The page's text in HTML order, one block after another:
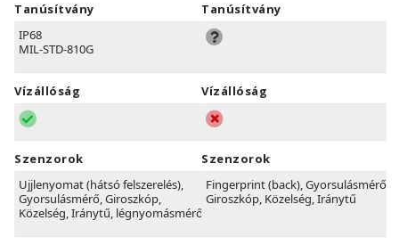
Tanúsítvány
IP68
MIL-STD-810G
Vízállóság
Szenzorok
Ujjlenyomat (hátsó felszerelés),
Gyorsulásmérő, Giroszkóp,
Közelség, Iránytű, légnyomásmérő
Tanúsítvány
Vízállóság
Szenzorok
Fingerprint (back), Gyorsulásmérő,
Giroszkóp, Közelség, Iránytű